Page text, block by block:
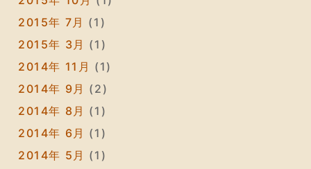
2015年 7月 (1)
2015年 3月 (1)
2014年 11月 (1)
2014年 9月 (2)
2014年 8月 (1)
2014年 6月 (1)
2014年 5月 (1)